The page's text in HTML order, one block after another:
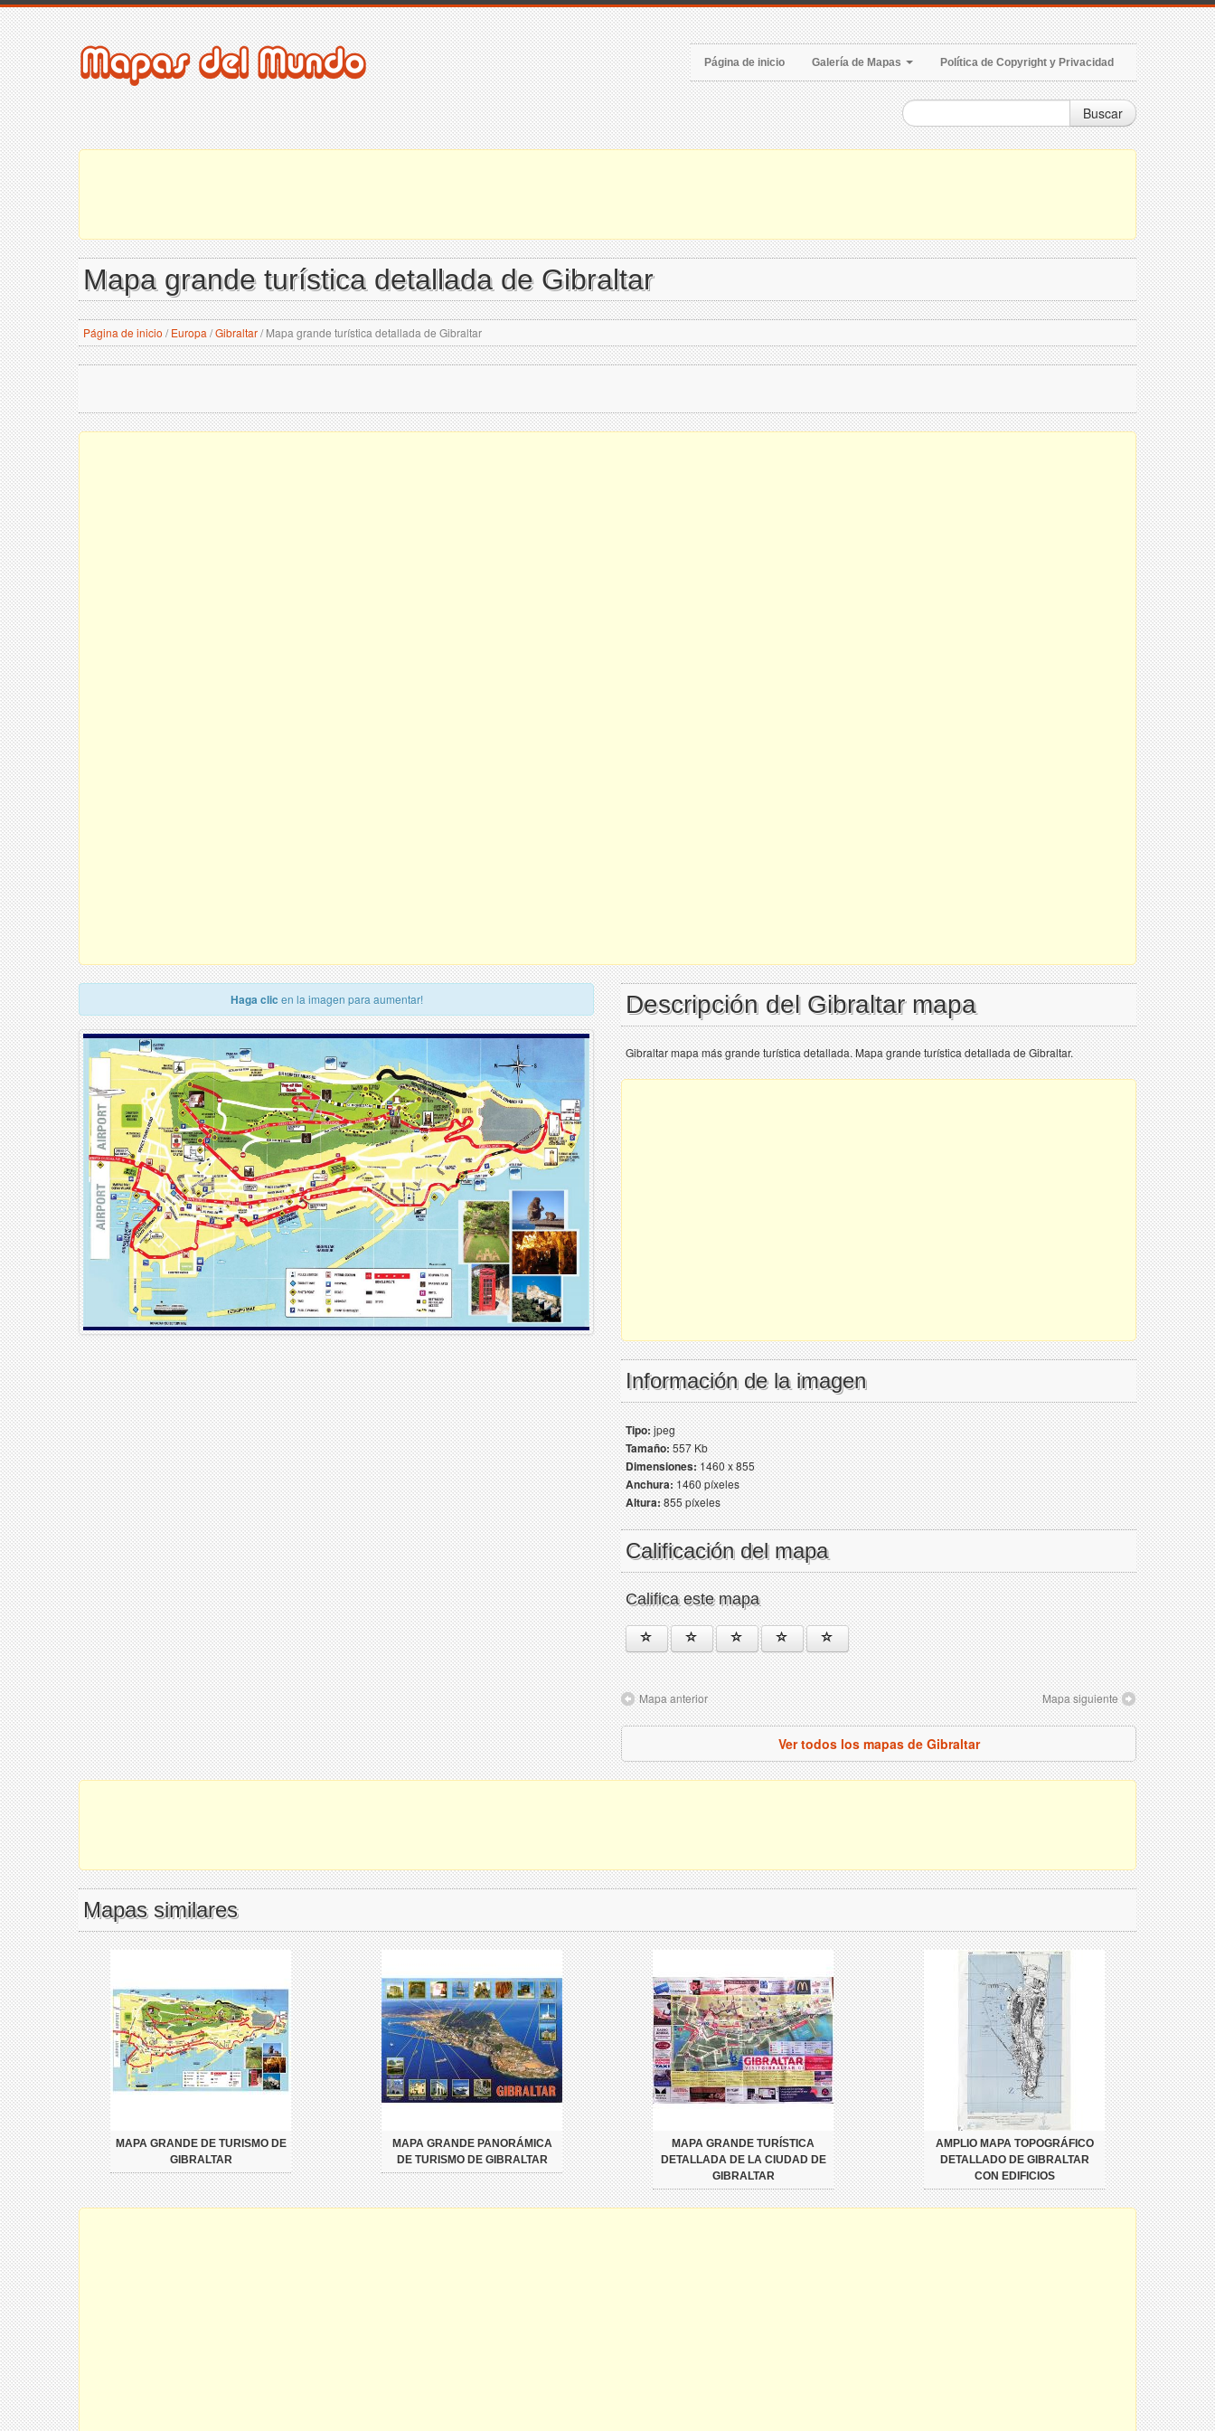
Página de inicio Galería de Mapas Política de Copyright y Privacidad
Buscar
Mapa grande turística detallada de Gibraltar
Página de inicio / Europa /Gibraltar/Mapa grande turística detallada de Gibraltar
Haga clic en la imagen para aumentar! Descripción del Gibraltar mapa
Gibraltar mapa más grande turística detallada. Mapa grande turística detallada de Gibraltar.
Información de la imagen
Tipo:jpeg
Tamaño:557 Kb
Dimensiones:1460 x 855
Anchura:1460 píxeles
Altura:855 píxeles
Calificación del mapa
Califica este mapa
Mapa anterior Mapa siguiente
Ver todos los mapas de Gibraltar
Mapas similares
MAPA GRANDE DE TURISMO DE
GIBRALTAR
MAPA GRANDE PANORÁMICA
DE TURISMO DE GIBRALTAR
MAPA GRANDE TURÍSTICA
DETALLADA DE LA CIUDAD DE
GIBRALTAR
AMPLIO MAPA TOPOGRÁFICO
DETALLADO DE GIBRALTAR
CON EDIFICIOS